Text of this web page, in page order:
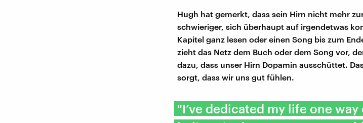
Hugh hat gemerkt, dass sein Hirn nicht mehr
schwieriger, sich überhaupt auf irgendetwas
Kapitel ganz lesen oder einen Song bis zum
zieht das Netz dem Buch oder dem Song vor,
dazu, dass unser Hirn Dopamin ausschüttet.
sorgt, dass wir uns gut fühlen.
"I’ve dedicated my life one